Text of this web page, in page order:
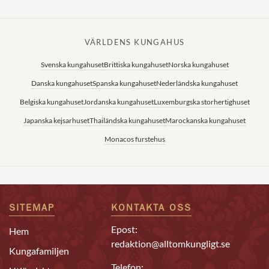
VÄRLDENS KUNGAHUS
Svenska kungahusetBrittiska kungahusetNorska kungahuset
Danska kungahusetSpanska kungahusetNederländska kungahuset
Belgiska kungahusetJordanska kungahusetLuxemburgska storhertighuset
Japanska kejsarhusetThailändska kungahusetMarockanska kungahuset
Monacos furstehus
SITEMAP
Hem
Kungafamiljen
KONTAKTA OSS
Epost:
redaktion@alltomkungligt.se